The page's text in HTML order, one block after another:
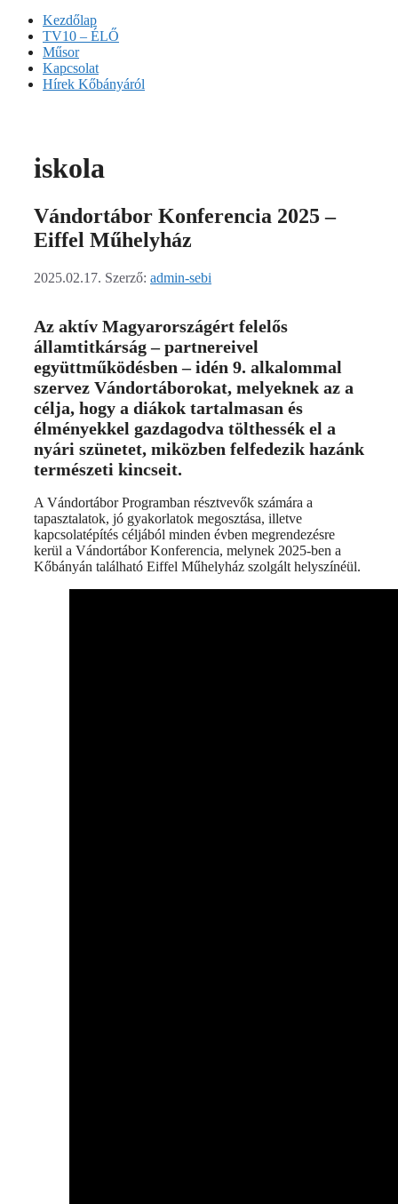
Kezdőlap
TV10 – ÉLŐ
Műsor
Kapcsolat
Hírek Kőbányáról
iskola
Vándortábor Konferencia 2025 –
Eiffel Műhelyház
2025.02.17. Szerző: admin-sebi
Az aktív Magyarországért felelős
államtitkárság – partnereivel
együttműködésben – idén 9. alkalommal
szervez Vándortáborokat, melyeknek az a
célja, hogy a diákok tartalmasan és
élményekkel gazdagodva tölthessék el a
nyári szünetet, miközben felfedezik hazánk
természeti kincseit.
A Vándortábor Programban résztvevők számára a
tapasztalatok, jó gyakorlatok megosztása, illetve
kapcsolatépítés céljából minden évben megrendezésre
kerül a Vándortábor Konferencia, melynek 2025-ben a
Kőbányán található Eiffel Műhelyház szolgált helyszínéül.